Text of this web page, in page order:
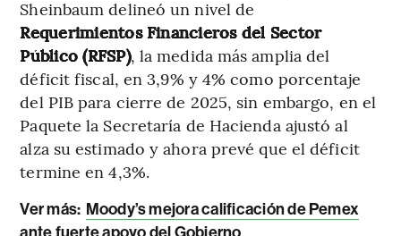
Sheinbaum delineó un nivel de
Requerimientos Financieros del Sector
Público (RFSP), la medida más amplia del
déficit fiscal, en 3,9% y 4% como porcentaje
del PIB para cierre de 2025, sin embargo, en el
Paquete la Secretaría de Hacienda ajustó al
alza su estimado y ahora prevé que el déficit
termine en 4,3%.
Ver más: Moody’s mejora calificación de Pemex